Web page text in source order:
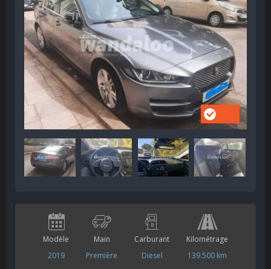
Modèle
2019
Main
Première
Carburant
Diesel
Kilométrage
139.500 km